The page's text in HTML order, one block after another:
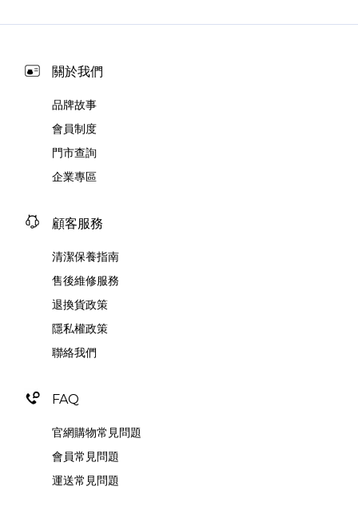
關於我們
品牌故事
會員制度
門市查詢
企業專區
顧客服務
清潔保養指南
售後維修服務
退換貨政策
隱私權政策
聯絡我們
FAQ
官網購物常見問題
會員常見問題
運送常見問題